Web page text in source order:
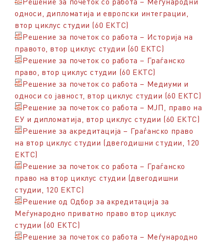
односи, дипломатија и европски интеграции,
втор циклус студии (60 ЕКТС)
Решение за почеток со работа – Историја на
правото, втор циклус студии (60 ЕКТС)
Решение за почеток со работа – Граѓанско
право, втор циклус студии (60 ЕКТС)
Решение за почеток со работа – Медиуми и
односи со јавност, втор циклус студии (60 ЕКТС)
Решение за почеток со работа – МЈП, право на
ЕУ и дипломатија, втор циклус студии (60 ЕКТС)
Решение за акредитација – Граѓанско право
на втор циклус студии (двегодишни студии, 120
ЕКТС)
Решение за почеток со работа – Граѓанско
право на втор циклус студии (двегодишни
студии, 120 ЕКТС)
Решение од Одбор за акредитација за
Меѓународно приватно право втор циклус
студии (60 ЕКТС)
Решение за почеток со работа – Меѓународно